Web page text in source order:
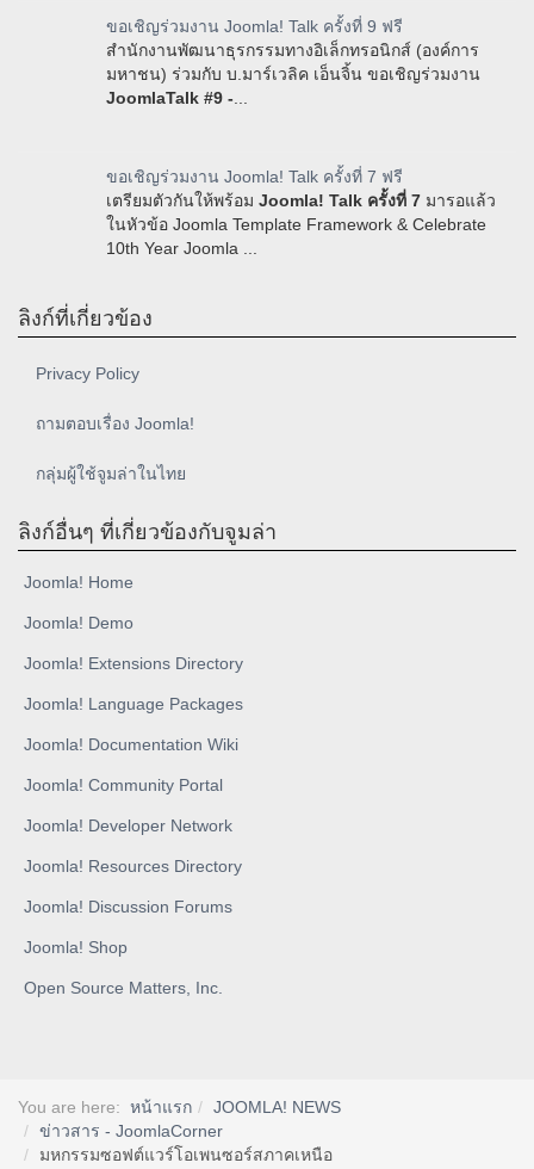
ขอเชิญร่วมงาน Joomla! Talk ครั้งที่ 9 ฟรี
สำนักงานพัฒนาธุรกรรมทางอิเล็กทรอนิกส์ (องค์การ
มหาชน) ร่วมกับ บ.มาร์เวลิค เอ็นจิ้น ขอเชิญร่วมงาน
JoomlaTalk #9 -
ขอเชิญร่วมงาน Joomla! Talk ครั้งที่ 7 ฟรี
เตรียมตัวกันให้พร้อม Joomla! Talk ครั้งที่ 7 มารอแล้ว
ในหัวข้อ Joomla Template Framework & Celebrate
10th Year Joomla ...
ลิงก์ที่เกี่ยวข้อง
Privacy Policy
ถามตอบเรื่อง Joomla!
กลุ่มผู้ใช้จูมล่าในไทย
ลิงก์อื่นๆ ที่เกี่ยวข้องกับจูมล่า
Joomla! Home
Joomla! Demo
Joomla! Extensions Directory
Joomla! Language Packages
Joomla! Documentation Wiki
Joomla! Community Portal
Joomla! Developer Network
Joomla! Resources Directory
Joomla! Discussion Forums
Joomla! Shop
Open Source Matters, Inc.
You are here: หน้าแรก
JOOMLA! NEWS
ข่าวสาร - JoomlaCorner
มหกรรมซอฟต์แวร์โอเพนซอร์สภาคเหนือ